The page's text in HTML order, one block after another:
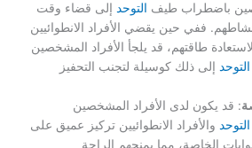
باضطراب طيف التوحد إلى قضاء وقت
ففي حين يقضي الأفراد الانطوائيين
طاقتهم، قد يلجأ الأفراد المشخصين
التوحد إلى ذلك كوسيلة لتجنب التحفيز
: قد يكون لدى الأفراد المشخصين
التوحد والأفراد الانطوائيين تركيز عميق على
الخاصة، مما يمنحهم الراحة